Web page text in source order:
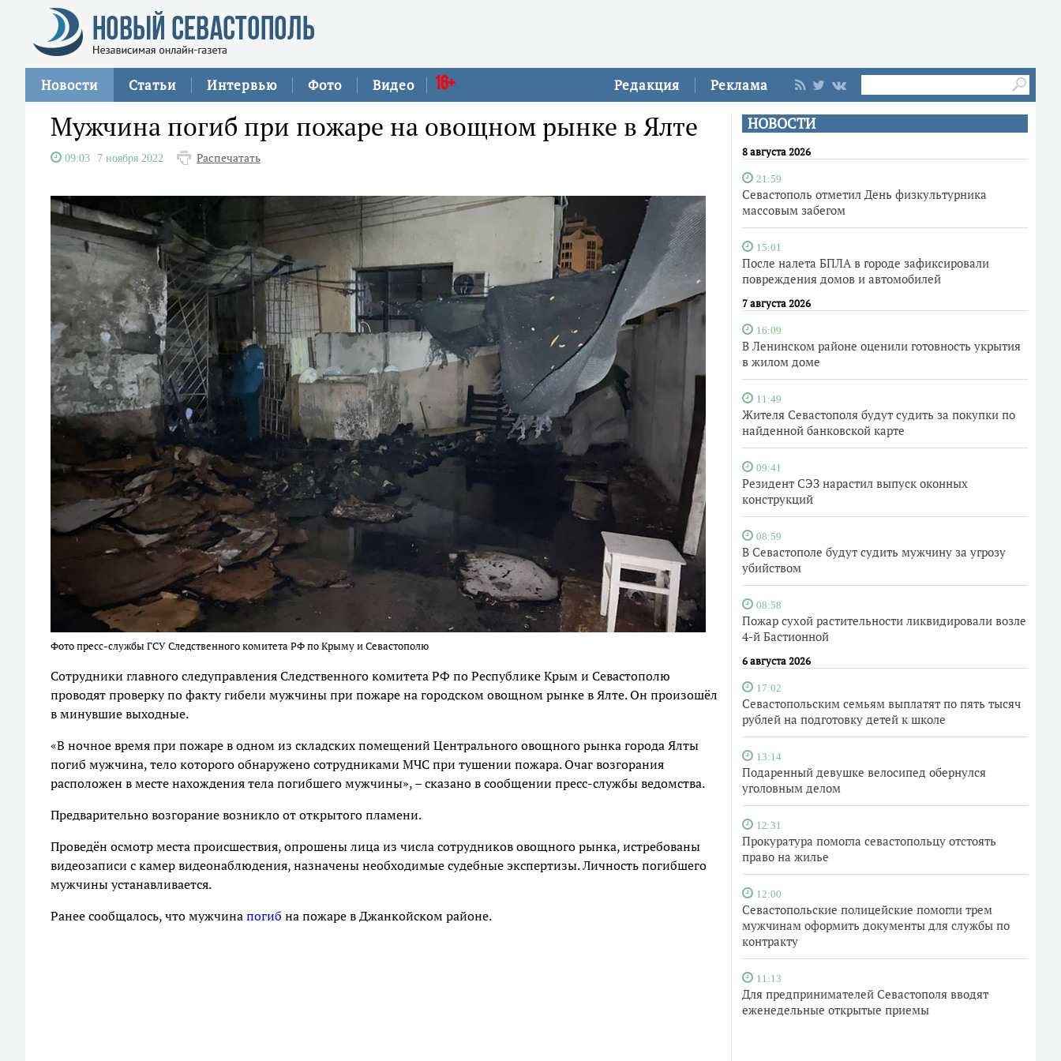
Редакция Реклама
Новости Статьи Интервью Фото Видео 16+
НОВОСТИ
8 августа 2026
21:59
Севастополь отметил День физкультурника
массовым забегом
15:01
После налета БПЛА в городе зафиксировали
повреждения домов и автомобилей
7 августа 2026
16:09
В Ленинском районе оценили готовность укрытия
в жилом доме
11:49
Жителя Севастополя будут судить за покупки по
найденной банковской карте
09:41
Резидент СЭЗ нарастил выпуск оконных
конструкций
08:59
В Севастополе будут судить мужчину за угрозу
убийством
08:58
Пожар сухой растительности ликвидировали возле
4-й Бастионной
6 августа 2026
17:02
Севастопольским семьям выплатят по пять тысяч
рублей на подготовку детей к школе
13:14
Подаренный девушке велосипед обернулся
уголовным делом
12:31
Прокуратура помогла севастопольцу отстоять
право на жилье
12:00
Севастопольские полицейские помогли трем
мужчинам оформить документы для службы по
контракту
11:13
Для предпринимателей Севастополя вводят
еженедельные открытые приемы
Мужчина погиб при пожаре на овощном рынке в Ялте
09:03 7 ноября 2022 Распечатать
Фото пресс-службы ГСУ Следственного комитета РФ по Крыму и Севастополю
Сотрудники главного следуправления Следственного комитета РФ по Республике Крым и Севастополю
проводят проверку по факту гибели мужчины при пожаре на городском овощном рынке в Ялте. Он произошёл
в минувшие выходные.
«В ночное время при пожаре в одном из складских помещений Центрального овощного рынка города Ялты
погиб мужчина, тело которого обнаружено сотрудниками МЧС при тушении пожара. Очаг возгорания
расположен в месте нахождения тела погибшего мужчины», – сказано в сообщении пресс-службы ведомства.
Предварительно возгорание возникло от открытого пламени.
Проведён осмотр места происшествия, опрошены лица из числа сотрудников овощного рынка, истребованы
видеозаписи с камер видеонаблюдения, назначены необходимые судебные экспертизы. Личность погибшего
мужчины устанавливается.
Ранее сообщалось, что мужчинапогиб на пожаре в Джанкойском районе.